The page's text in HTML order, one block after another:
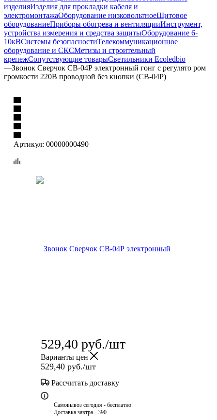
изделияИзделия для прокладки кабеля и
электромонтажаОборудование низковольтноеЩитовое
оборудованиеПриборы обогрева и вентиляцииИнструмент,
устройства измерения и средства защитыОборудование 6-
10кВСистемы безопасностиТелекоммуникационное
оборудование и СКСМетизы и строительный
крепежСопутствующие товарыСветильники Ecoledbio
—Звонок Сверчок СВ-04Р электронный гонг с регулято ром
громкости 220В проводной без кнопки (СВ-04Р)
Артикул: 00000000490
529,40 руб./шт
Варианты цен
529,40 руб./шт
Рассчитать доставку
Самовывоз сегодня - бесплатно
Доставка завтра - 390